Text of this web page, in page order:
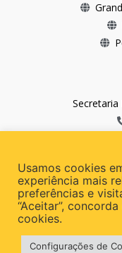
Secretaria
Usamos cookies
experiência mais
preferências e
“Aceitar”,
cookies.
Configurações de